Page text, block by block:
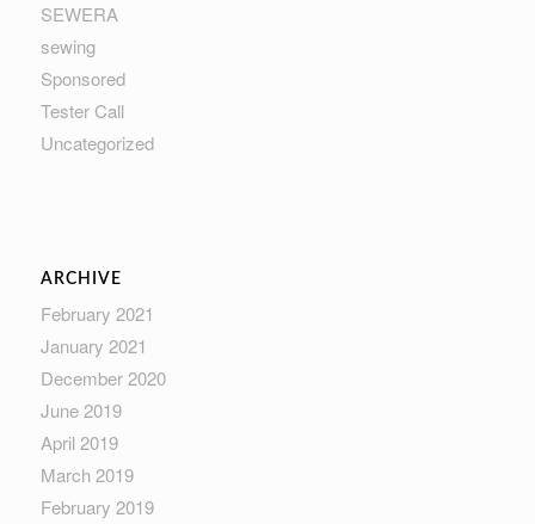
SEWERA
sewing
Sponsored
Tester Call
Uncategorized
ARCHIVE
February 2021
January 2021
December 2020
June 2019
April 2019
March 2019
February 2019